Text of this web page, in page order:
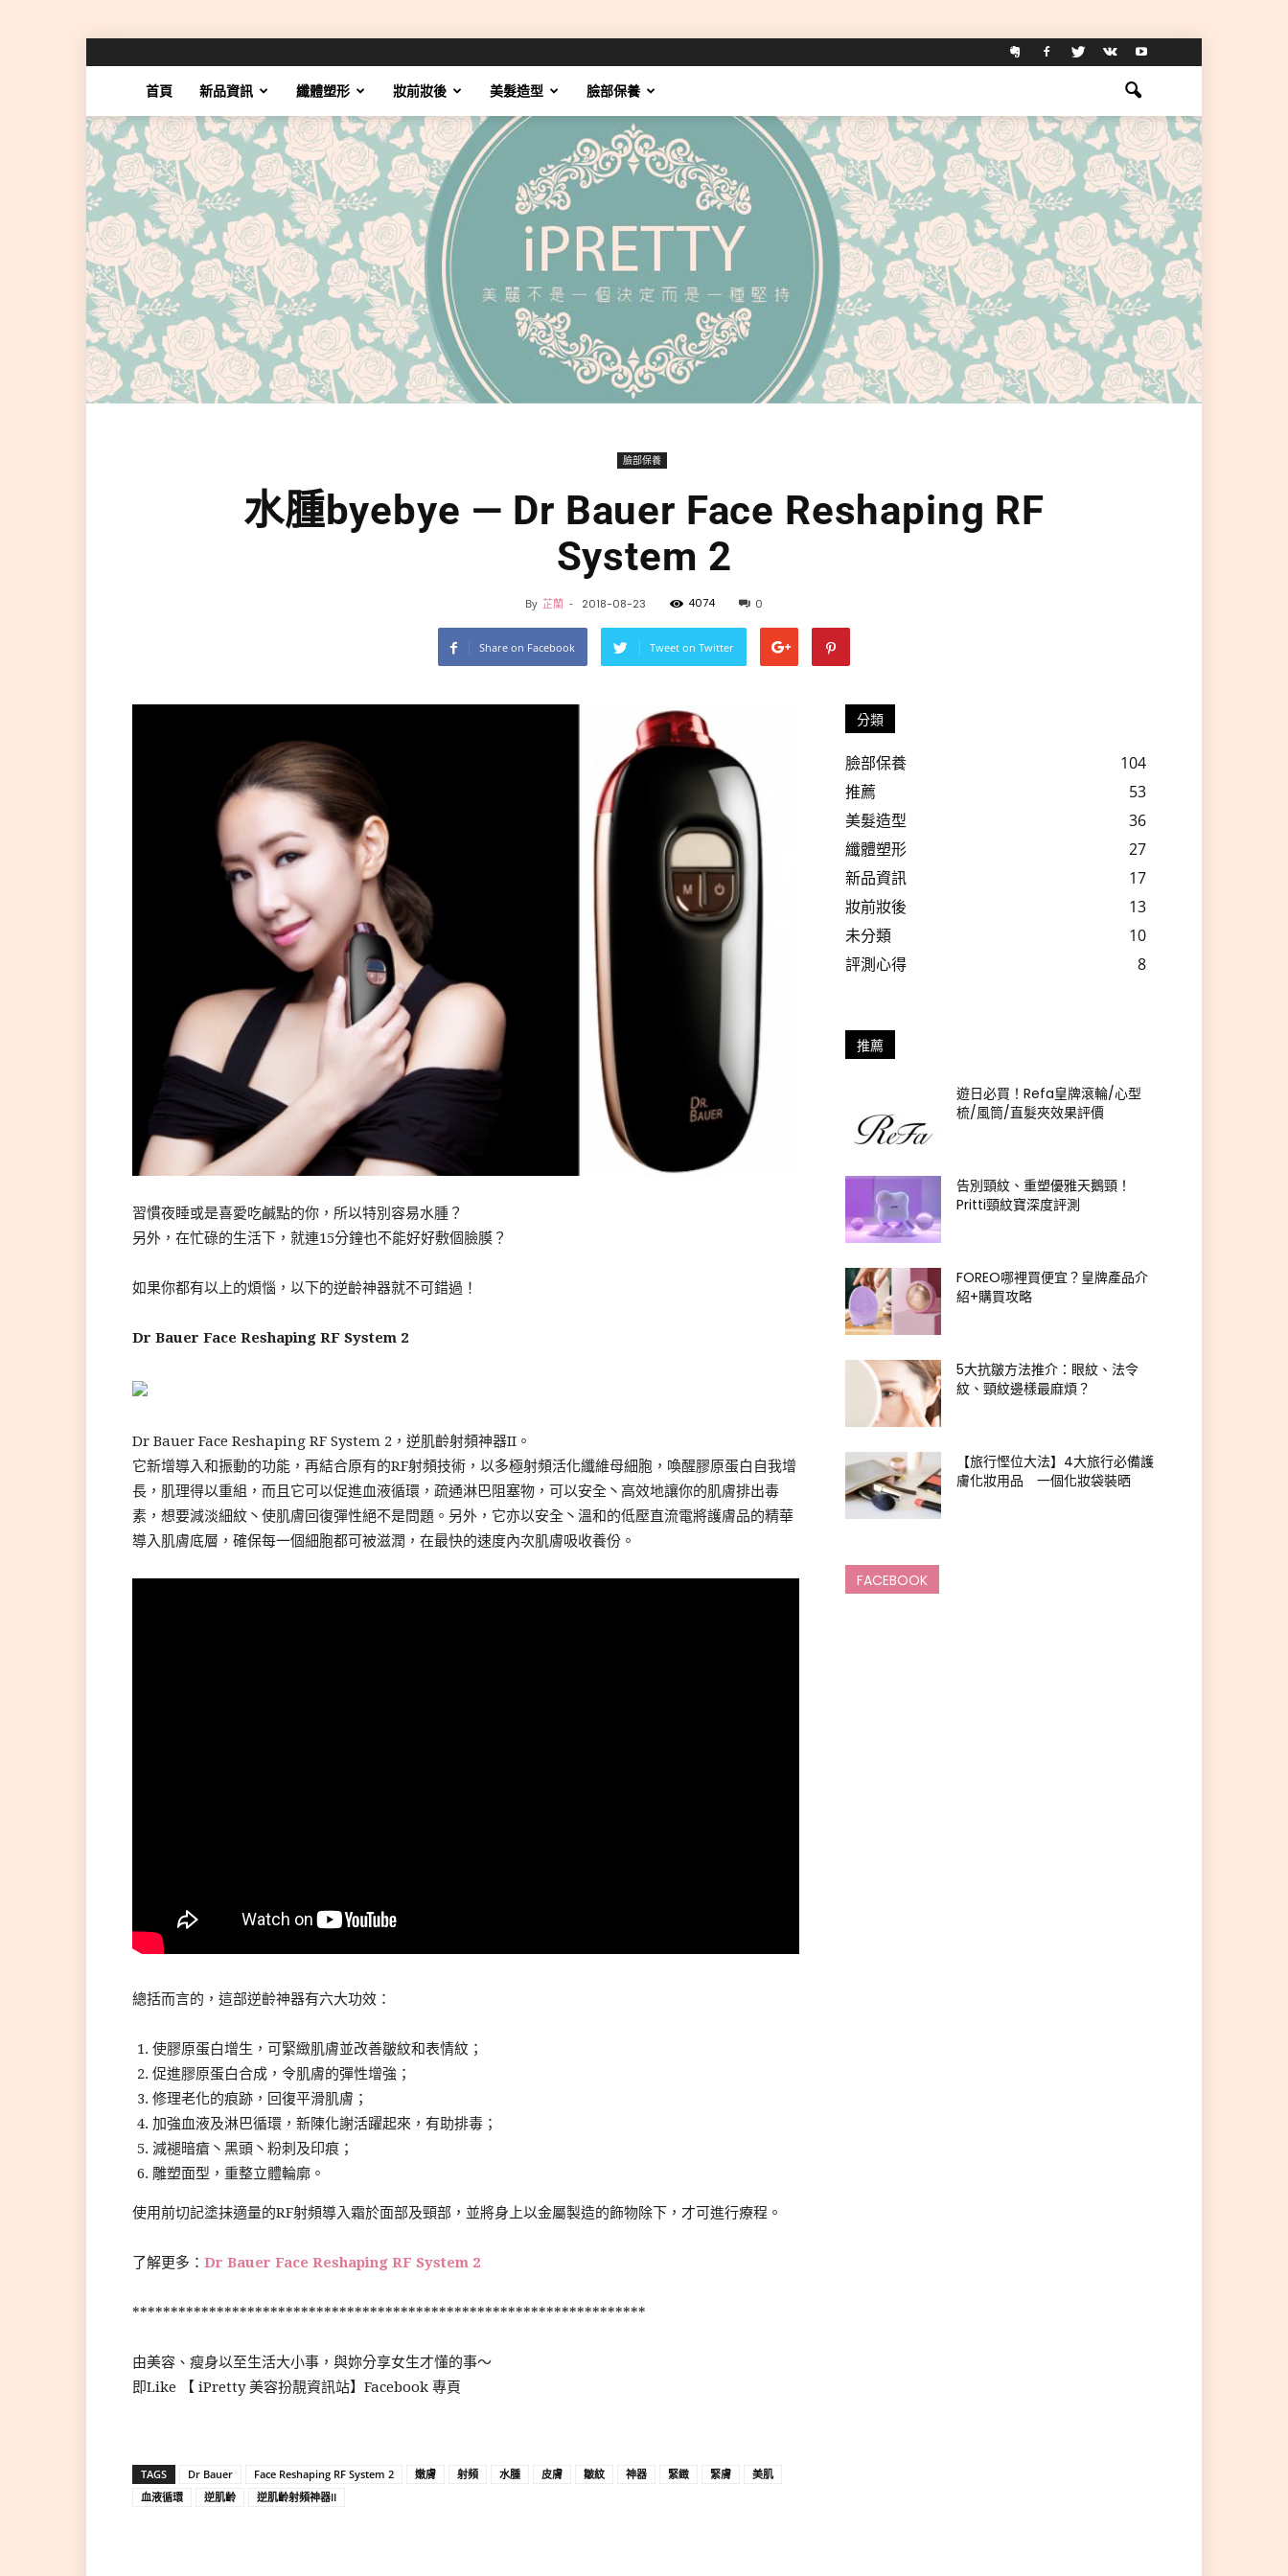
首頁 新品資訊 纖體塑形 妝前妝後 美髮造型 臉部保養
臉部保養
水腫byebye — Dr Bauer Face Reshaping RF
System 2
By 芷蘭 - 2018-08-23 4074 0
Share on Facebook Tweet on Twitter
習慣夜睡或是喜愛吃鹹點的你，所以特別容易水腫？
另外，在忙碌的生活下，就連15分鐘也不能好好敷個臉膜？
如果你都有以上的煩惱，以下的逆齡神器就不可錯過！
Dr Bauer Face Reshaping RF System 2
Dr Bauer Face Reshaping RF System 2，逆肌齡射頻神器II。
它新增導入和振動的功能，再結合原有的RF射頻技術，以多極射頻活化纖維母細胞，喚醒膠原蛋白自我增
長，肌理得以重組，而且它可以促進血液循環，疏通淋巴阻塞物，可以安全丶高效地讓你的肌膚排出毒
素，想要減淡細紋丶使肌膚回復彈性絕不是問題。另外，它亦以安全丶溫和的低壓直流電將護膚品的精華
導入肌膚底層，確保每一個細胞都可被滋潤，在最快的速度內次肌膚吸收養份。
總括而言的，這部逆齡神器有六大功效：
使膠原蛋白增生，可緊緻肌膚並改善皺紋和表情紋；
促進膠原蛋白合成，令肌膚的彈性增強；
修理老化的痕跡，回復平滑肌膚；
加強血液及淋巴循環，新陳化謝活躍起來，有助排毒；
減褪暗瘡丶黑頭丶粉刺及印痕；
雕塑面型，重整立體輪廓。
使用前切記塗抹適量的RF射頻導入霜於面部及頸部，並將身上以金屬製造的飾物除下，才可進行療程。
了解更多： Dr Bauer Face Reshaping RF System 2
*******************************************************************
由美容、瘦身以至生活大小事，與妳分享女生才懂的事～
即Like 【 iPretty 美容扮靚資訊站】Facebook 專頁
TAGS Dr Bauer Face Reshaping RF System 2 嫩膚 射頻 水腫 皮膚 皺紋 神器 緊緻 緊膚
美肌
血液循環
逆肌齡 逆肌齡射頻神器II
分類
臉部保養
104
推薦
53
美髮造型
36
纖體塑形
27
新品資訊
17
妝前妝後
13
未分類
10
評測心得
8
推薦
遊日必買！Refa皇牌滾輪/心型
梳/風筒/直髮夾效果評價
告別頸紋、重塑優雅天鵝頸！
Pritti頸紋寶深度評測
FOREO哪裡買便宜？皇牌產品介
紹+購買攻略
5大抗皺方法推介：眼紋、法令
紋、頸紋邊樣最麻煩？
【旅行慳位大法】4大旅行必備護
膚化妝用品 一個化妝袋裝晒
FACEBOOK